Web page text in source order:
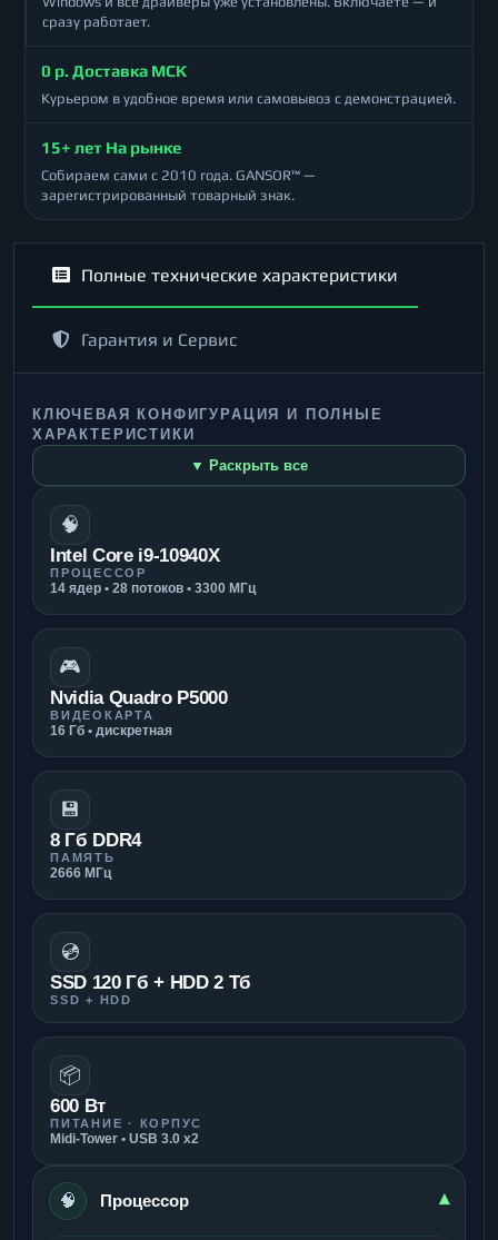
сразу работает.
0 р. Доставка МСК
Курьером в удобное время или самовывоз с демонстрацией.
15+ лет На рынке
Собираем сами с 2010 года. GANSOR™ —
зарегистрированный товарный знак.
Полные технические характеристики
Гарантия и Сервис
КЛЮЧЕВАЯ КОНФИГУРАЦИЯ И ПОЛНЫЕ
ХАРАКТЕРИСТИКИ
▼ Раскрыть все
🧠
Intel Core i9-10940X
ПРОЦЕССОР
14 ядер • 28 потоков • 3300 МГц
🎮
Nvidia Quadro P5000
ВИДЕОКАРТА
16 Гб • дискретная
💾
8 Гб DDR4
ПАМЯТЬ
2666 МГц
💿
SSD 120 Гб + HDD 2 Тб
SSD + HDD
📦
600 Вт
ПИТАНИЕ · КОРПУС
Midi-Tower • USB 3.0 x2
🧠 Процессор ▾